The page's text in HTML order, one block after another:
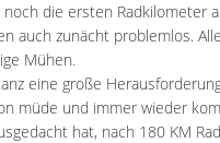
die ersten Radkilometer
auch zunächt problemlos.
Mühen.
eine große
müde und immer wieder
hat, nach 180 KM